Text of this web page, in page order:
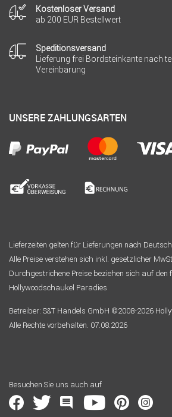
Kostenloser Versand
ab 200 EUR Bestellwert
Speditionsversand
Lieferung frei Bordsteinkante nach
Vereinbarung
UNSERE ZAHLUNGSARTEN
Lieferzeiten gelten für Lieferungen nach
Alle Preise verstehen sich inkl. gesetzlicher
Durchgestrichene Preise beziehen sich auf den
Hollywoodschaukel Paradies
Betreiber: S&T Handels GmbH ©2008-2026
Alle Rechte vorbehalten. 07.08.2026
Besuchen Sie uns auch auf